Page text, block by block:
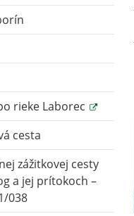
rieke Laborec
cesta
zážitkovej cesty
a jej prítokoch –
038